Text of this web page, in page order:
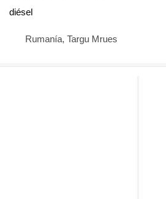
diésel
Rumanía, Targu Mrues